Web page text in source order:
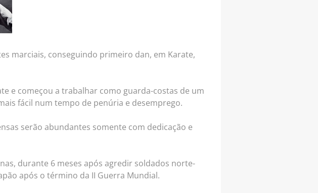
marciais, conseguindo primeiro dan, em Karate,
e começou a trabalhar como guarda-costas de um
fácil num tempo de penúria e desemprego.
serão abundantes somente com dedicação e
durante 6 meses após agredir soldados norte-
após o término da II Guerra Mundial.